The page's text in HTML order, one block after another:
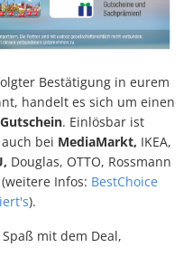
Bestätigung in eurem
handelt es sich um einen
. Einlösbar ist
bei MediaMarkt, IKEA,
Douglas, OTTO, Rossmann
(weitere Infos: BestChoice
).
mit dem Deal,